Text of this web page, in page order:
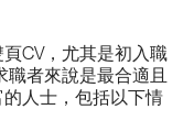
CV，尤其是初入職
職者來說是最合適且
人士，包括以下情